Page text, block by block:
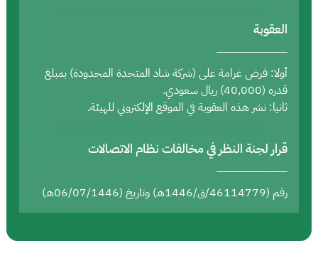
العقوبة
أولا: فرض غرامة على (شركة شاد المتحدة المحدودة) بمبلغ
قدره (40,000) ريال سعودي.
ثانيا: نشر هذه العقوبة في الموقع الإلكتروني للهيئة.
قرار لجنة النظر في مخالفات نظام الاتصالات
رقم (46114779/ق/1446هـ) وتاريخ (06/07/1446هـ)